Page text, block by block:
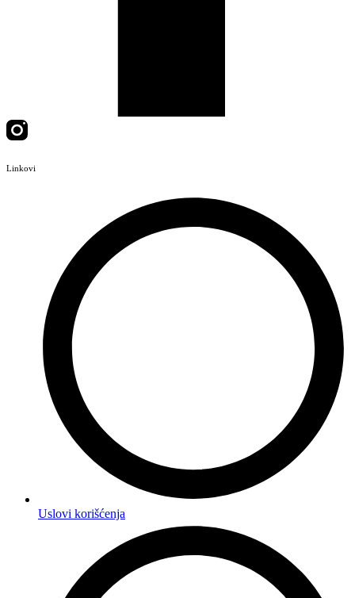
Linkovi
Uslovi korišćenja